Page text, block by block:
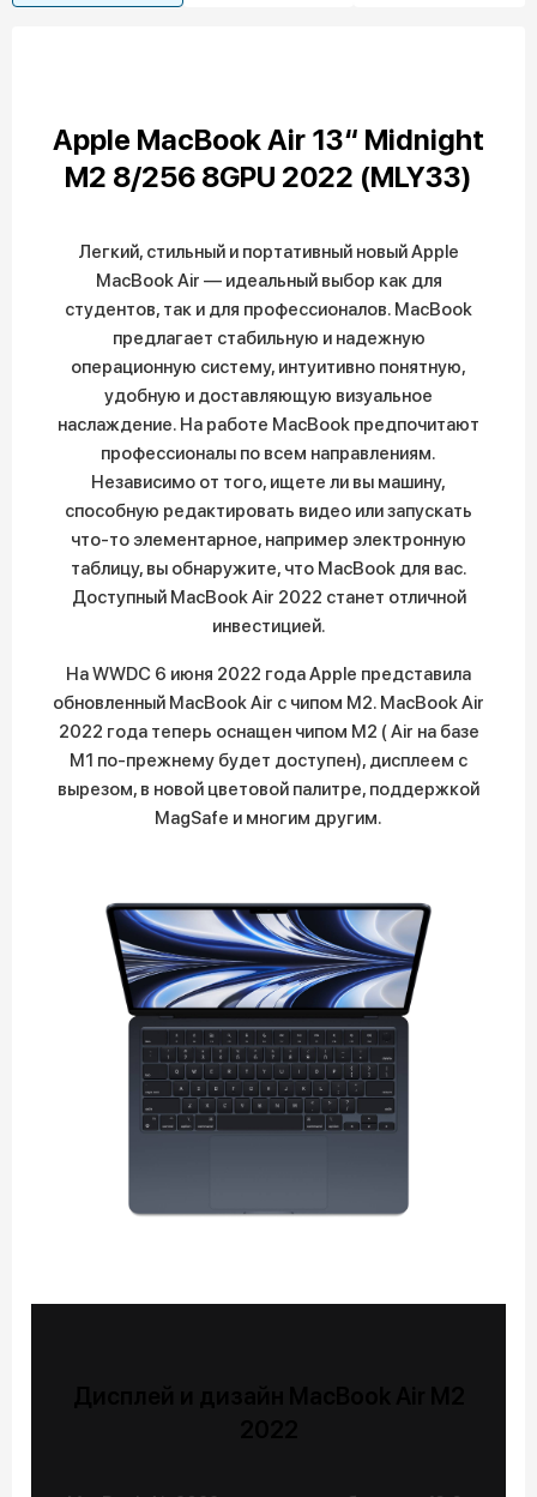
Apple MacBook Air 13“ Midnight
M2 8/256 8GPU 2022 (MLY33)
Легкий, стильный и портативный новый Apple
MacBook Air — идеальный выбор как для
студентов, так и для профессионалов. MacBook
предлагает стабильную и надежную
операционную систему, интуитивно понятную,
удобную и доставляющую визуальное
наслаждение. На работе MacBook предпочитают
профессионалы по всем направлениям.
Независимо от того, ищете ли вы машину,
способную редактировать видео или запускать
что-то элементарное, например электронную
таблицу, вы обнаружите, что MacBook для вас.
Доступный MacBook Air 2022 станет отличной
инвестицией.
На WWDC 6 июня 2022 года Apple представила
обновленный MacBook Air с чипом M2. MacBook Air
2022 года теперь оснащен чипом M2 ( Air на базе
M1 по-прежнему будет доступен), дисплеем с
вырезом, в новой цветовой палитре, поддержкой
MagSafe и многим другим.